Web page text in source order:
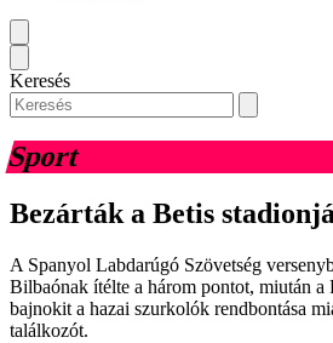
Keresés
Sport
Bezárták a Betis
A Spanyol Labdarúgó Szövetség
Bilbaónak ítélte a három pontot, miután a
bajnokit a hazai szurkolók rendbontása
találkozót.